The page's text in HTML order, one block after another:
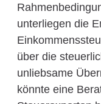
unterliegen die
über die
unliebsame
könnte eine